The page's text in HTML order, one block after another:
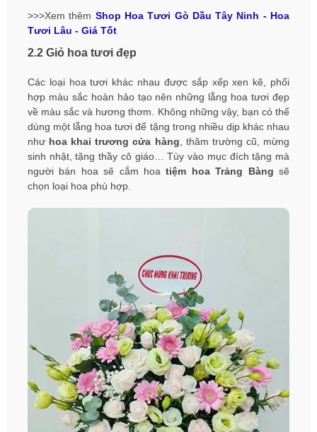
>>>Xem thêm Shop Hoa Tươi Gò Dầu Tây Ninh - Hoa
Tươi Lâu - Giá Tốt
2.2 Giỏ hoa tươi đẹp
Các loại hoa tươi khác nhau được sắp xếp xen kẽ, phối
hợp màu sắc hoàn hảo tạo nên những lẵng hoa tươi đẹp
về màu sắc và hương thơm. Không những vậy, bạn có thể
dùng một lẵng hoa tươi để tặng trong nhiều dịp khác nhau
như hoa khai trương cửa hàng , thăm trường cũ, mừng
sinh nhật, tặng thầy cô giáo… Tùy vào mục đích tặng mà
người bán hoa sẽ cắm hoatiệm hoa Trảng Bàng sẽ
chọn loại hoa phù hợp.